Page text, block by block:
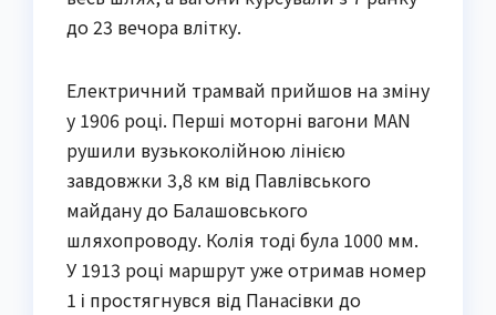
до 23 вечора влітку.
Електричний трамвай прийшов на зміну
у 1906 році. Перші моторні вагони MAN
рушили вузькоколійною лінією
завдовжки 3,8 км від Павлівського
майдану до Балашовського
шляхопроводу. Колія тоді була 1000 мм.
У 1913 році маршрут уже отримав номер
1 і простягнувся від Панасівки до